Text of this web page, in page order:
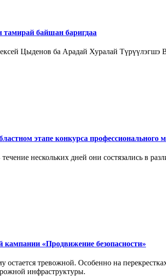
байшан баригдаа
Цыденов ба Арадай Хуралай Түрүүлэгшэ
этапе конкурса профессионального
нескольких дней они состязались в
кампании «Продвижение безопасности»
тревожной. Особенно на
инфраструктуры.